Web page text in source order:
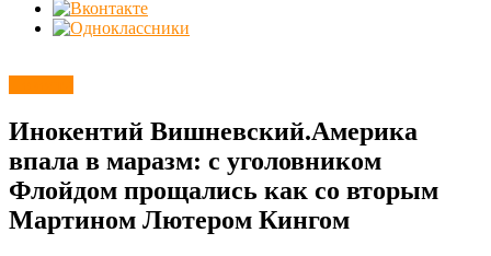
Инокентий Вишневский.Америка
впала в маразм: с уголовником
Флойдом прощались как со вторым
Мартином Лютером Кингом